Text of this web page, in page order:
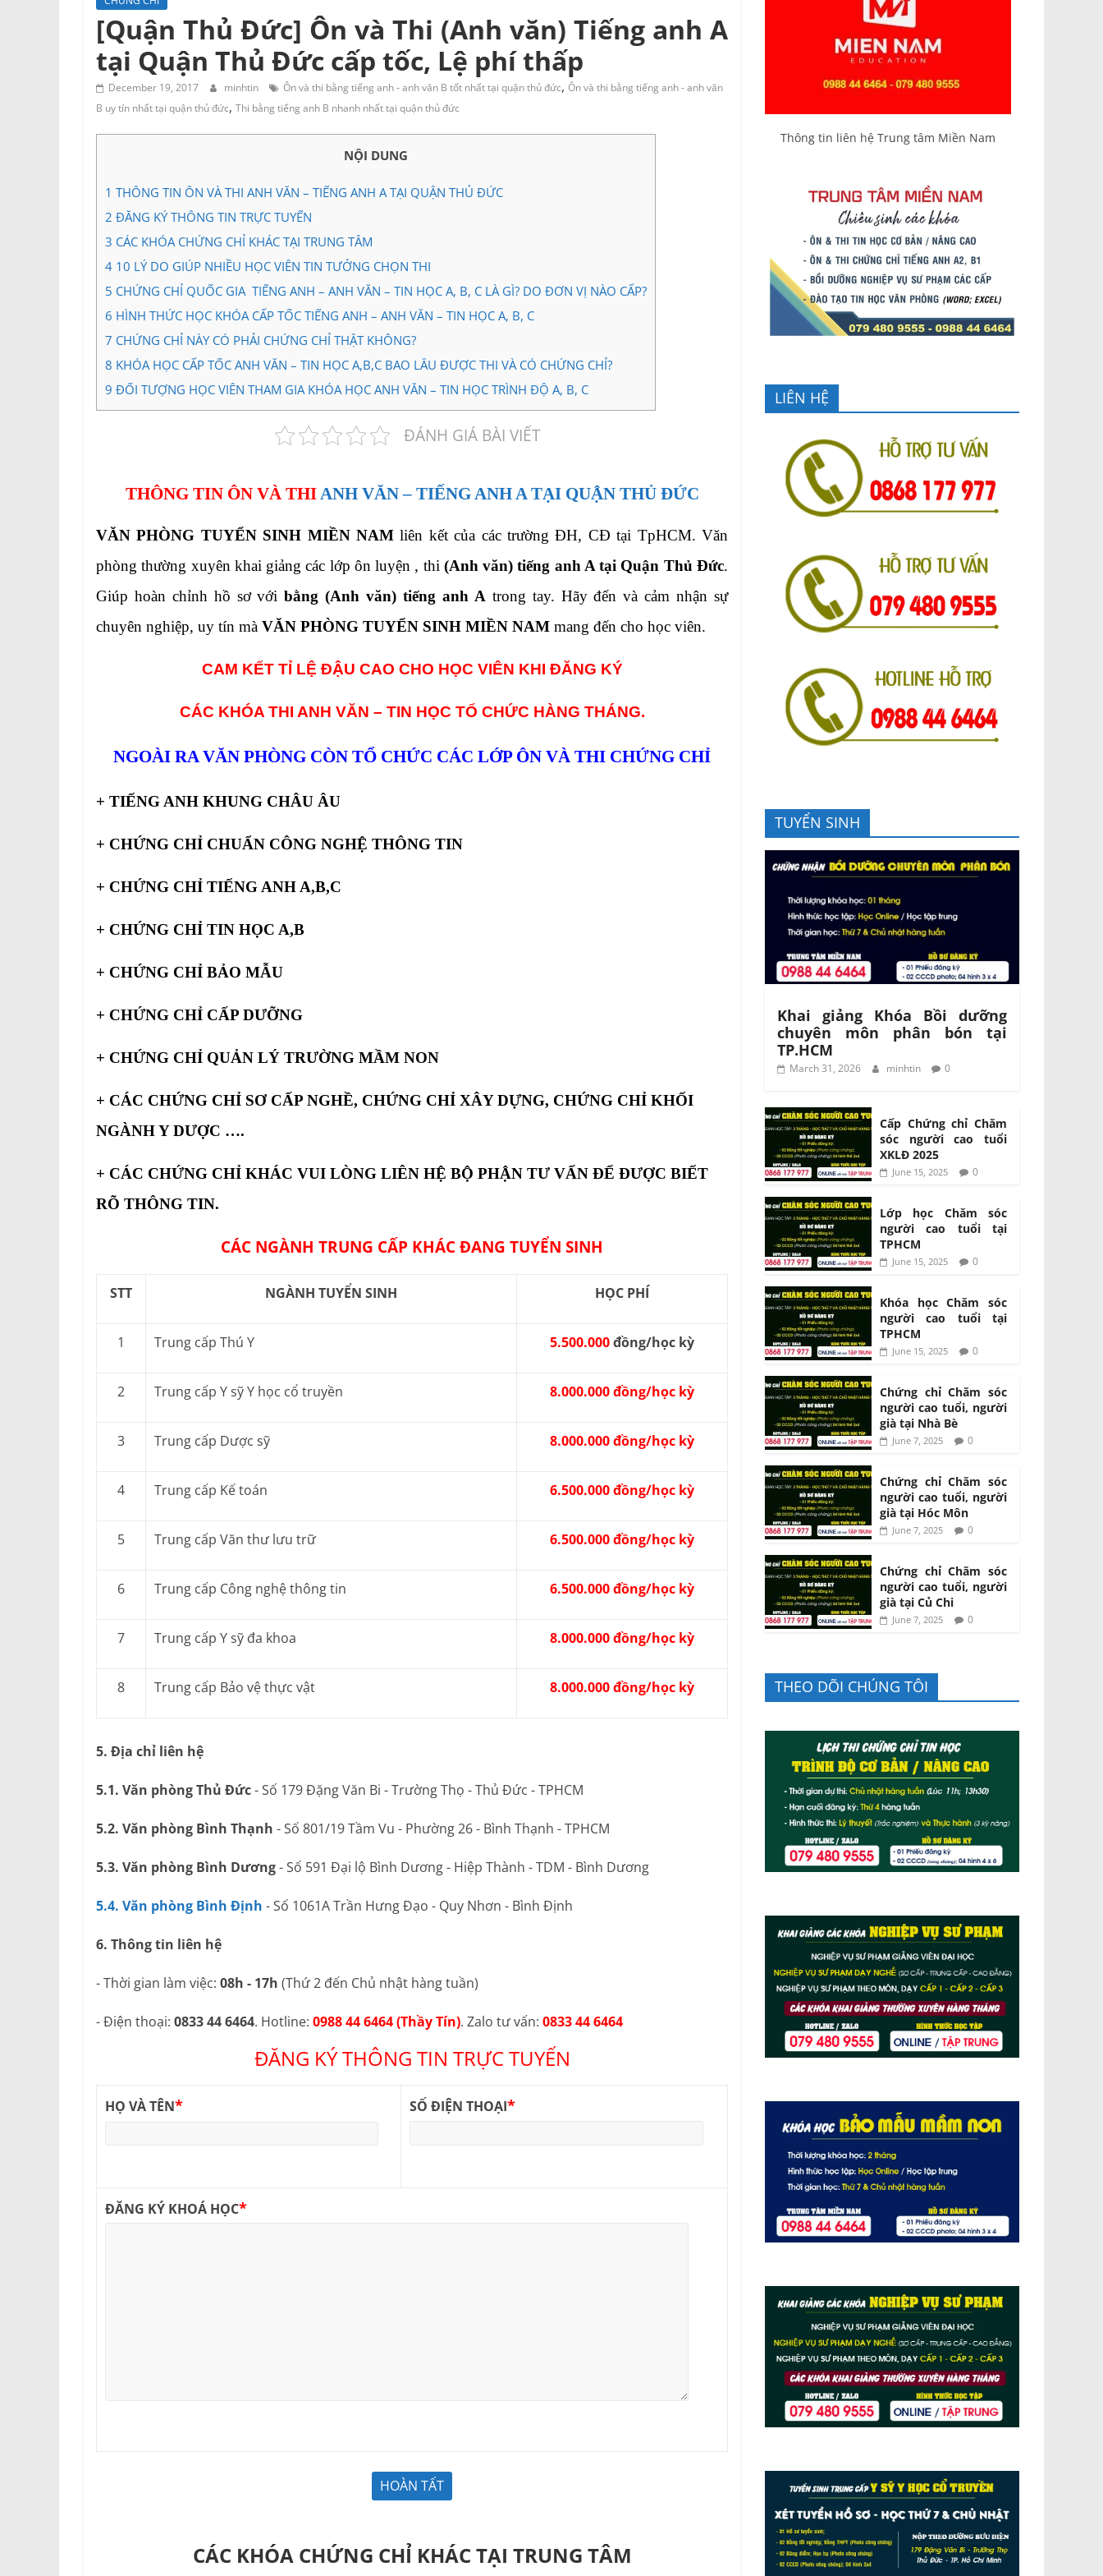
Tư
vấn
Miền
Nam
[Quận Thủ Đức] Ôn và Thi (Anh văn) Tiếng anh A
tại Quận Thủ Đức cấp tốc, Lệ phí thấp
December 19, 2017 minhtin Ôn và thi bằng tiếng anh - anh văn B tốt nhất tại quận thủ đức, Ôn và thi bằng tiếng anh - anh văn
B uy tín nhất tại quận thủ đức, Thi bằng tiếng anh B nhanh nhất tại quận thủ đức
NỘI DUNG
1 THÔNG TIN ÔN VÀ THI ANH VĂN – TIẾNG ANH A TẠI QUẬN THỦ ĐỨC
2 ĐĂNG KÝ THÔNG TIN TRỰC TUYẾN
3 CÁC KHÓA CHỨNG CHỈ KHÁC TẠI TRUNG TÂM
4 10 LÝ DO GIÚP NHIỀU HỌC VIÊN TIN TƯỞNG CHỌN THI
5 CHỨNG CHỈ QUỐC GIA TIẾNG ANH – ANH VĂN – TIN HỌC A, B, C LÀ GÌ? DO ĐƠN VỊ NÀO CẤP?
6 HÌNH THỨC HỌC KHÓA CẤP TỐC TIẾNG ANH – ANH VĂN – TIN HỌC A, B, C
7 CHỨNG CHỈ NÀY CÓ PHẢI CHỨNG CHỈ THẬT KHÔNG?
8 KHÓA HỌC CẤP TỐC ANH VĂN – TIN HỌC A,B,C BAO LÂU ĐƯỢC THI VÀ CÓ CHỨNG CHỈ?
9 ĐỐI TƯỢNG HỌC VIÊN THAM GIA KHÓA HỌC ANH VĂN – TIN HỌC TRÌNH ĐỘ A, B, C
ĐÁNH GIÁ BÀI VIẾT
THÔNG TIN ÔN VÀ THIANH VĂN – TIẾNG ANH A TẠI QUẬN THỦ ĐỨC
VĂN PHÒNG TUYỂN SINH MIỀN NAM liên kết của các trường ĐH, CĐ tại TpHCM. Văn
phòng thường xuyên khai giảng các lớp ôn luyện , thi (Anh văn) tiếng anh A tại Quận Thủ Đức.
Giúp hoàn chỉnh hồ sơ vớibằng (Anh văn) tiếng anh A trong tay. Hãy đến và cảm nhận sự
chuyên nghiệp, uy tín mà VĂN PHÒNG TUYỂN SINH MIỀN NAM mang đến cho học viên.
CAM KẾT TỈ LỆ ĐẬU CAO CHO HỌC VIÊN KHI ĐĂNG KÝ
CÁC KHÓA THI ANH VĂN – TIN HỌC TỔ CHỨC HÀNG THÁNG.
NGOÀI RA VĂN PHÒNG CÒN TỔ CHỨC CÁC LỚP ÔN VÀ THI CHỨNG CHỈ
+ TIẾNG ANH KHUNG CHÂU ÂU
+ CHỨNG CHỈ CHUẨN CÔNG NGHỆ THÔNG TIN
+ CHỨNG CHỈ TIẾNG ANH A,B,C
+ CHỨNG CHỈ TIN HỌC A,B
+ CHỨNG CHỈ BẢO MẪU
+ CHỨNG CHỈ CẤP DƯỠNG
+ CHỨNG CHỈ QUẢN LÝ TRƯỜNG MẦM NON
+ CÁC CHỨNG CHỈ SƠ CẤP NGHỀ, CHỨNG CHỈ XÂY DỰNG, CHỨNG CHỈ KHỐI
NGÀNH Y DƯỢC ….
+ CÁC CHỨNG CHỈ KHÁC VUI LÒNG LIÊN HỆ BỘ PHẬN TƯ VẤN ĐỂ ĐƯỢC BIẾT
RÕ THÔNG TIN.
CÁC NGÀNH TRUNG CẤP KHÁC ĐANG TUYỂN SINH
STT NGÀNH TUYỂN SINH HỌC PHÍ
1 Trung cấp Thú Y 5.500.000đồng/học kỳ
2 Trung cấp Y sỹ Y học cổ truyền 8.000.000 đồng/học kỳ
3 Trung cấp Dược sỹ 8.000.000 đồng/học kỳ
4 Trung cấp Kế toán 6.500.000 đồng/học kỳ
5 Trung cấp Văn thư lưu trữ 6.500.000 đồng/học kỳ
6 Trung cấp Công nghệ thông tin 6.500.000 đồng/học kỳ
7 Trung cấp Y sỹ đa khoa 8.000.000 đồng/học kỳ
8 Trung cấp Bảo vệ thực vật 8.000.000 đồng/học kỳ
5. Địa chỉ liên hệ
5.1. Văn phòng Thủ Đức- Số 179 Đặng Văn Bi - Trường Thọ - Thủ Đức - TPHCM
5.2. Văn phòng Bình Thạnh - Số 801/19 Tầm Vu - Phường 26 - Bình Thạnh - TPHCM
5.3. Văn phòng Bình Dương- Số 591 Đại lộ Bình Dương - Hiệp Thành - TDM - Bình Dương
5.4. Văn phòng Bình Định - Số 1061A Trần Hưng Đạo - Quy Nhơn - Bình Định
6. Thông tin liên hệ
- Thời gian làm việc: 08h - 17h (Thứ 2 đến Chủ nhật hàng tuần)
- Điện thoại: 0833 44 6464. Hotline: 0988 44 6464 (Thầy Tín). Zalo tư vấn: 0833 44 6464
ĐĂNG KÝ THÔNG TIN TRỰC TUYẾN
HỌ VÀ TÊN* SỐ ĐIỆN THOẠI*
ĐĂNG KÝ KHOÁ HỌC*
CÁC KHÓA CHỨNG CHỈ KHÁC TẠI TRUNG TÂM
Thông tin liên hệ Trung tâm Miền Nam
LIÊN HỆ
TUYỂN SINH
Khai giảng Khóa Bồi dưỡng
chuyên môn phân bón tại
TP.HCM
March 31, 2026 minhtin 0
Cấp Chứng chỉ Chăm
sóc người cao tuổi
XKLĐ 2025
June 15, 2025 0
Lớp học Chăm sóc
người cao tuổi tại
TPHCM
June 15, 2025 0
Khóa học Chăm sóc
người cao tuổi tại
TPHCM
June 15, 2025 0
Chứng chỉ Chăm sóc
người cao tuổi, người
già tại Nhà Bè
June 7, 2025 0
Chứng chỉ Chăm sóc
người cao tuổi, người
già tại Hóc Môn
June 7, 2025 0
Chứng chỉ Chăm sóc
người cao tuổi, người
già tại Củ Chi
June 7, 2025 0
THEO DÕI CHÚNG TÔI